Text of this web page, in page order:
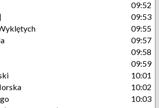
09:52
09:53
09:55
09:57
09:58
09:59
10:01
10:02
10:03